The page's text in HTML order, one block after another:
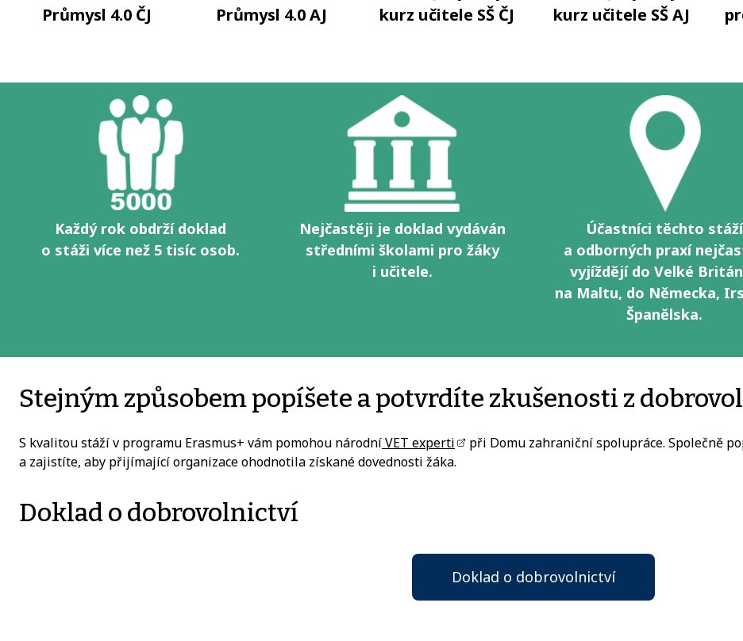
Průmysl 4.0 ČJ
Průmysl 4.0 AJ
kurz učitele SŠ ČJ
kurz učitele SŠ AJ
Každý rok obdrží doklad
o stáži více než 5 tisíc osob.
Nejčastěji je doklad vydáván
středními školami pro žáky
i učitele.
Účastníci těchto stáží
a odborných praxí
vyjíždějí do Velké
na Maltu, do Německa,
Španělska.
Stejným způsobem popíšete a potvrdíte zkušenosti z
S kvalitou stáží v programu Erasmus+ vám pomohou národníVET experti
při Domu zahraniční spolupráce. Společně
a zajistíte, aby přijímající organizace ohodnotila získané dovednosti žáka.
Doklad o dobrovolnictví
Doklad o dobrovolnictví